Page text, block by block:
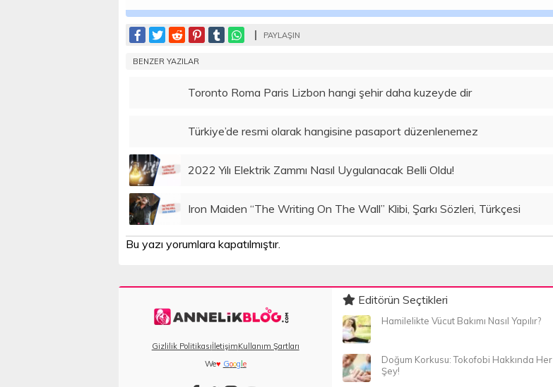
PAYLAŞIN
BENZER YAZILAR
Toronto Roma Paris Lizbon hangi şehir daha kuzeyde dir
Türkiye’de resmi olarak hangisine pasaport düzenlenemez
2022 Yılı Elektrik Zammı Nasıl Uygulanacak Belli Oldu!
Iron Maiden “The Writing On The Wall” Klibi, Şarkı Sözleri, Türkçesi
Bu yazı yorumlara kapatılmıştır.
Gizlilik PolitikasıİletişimKullanım Şartları
We♥ Goog e
Editörün Seçtikleri
Hamilelikte Vücut Bakımı Nasıl Yapılır?
Doğum Korkusu: Tokofobi Hakkında Her
Şey!